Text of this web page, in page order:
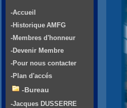
-Accueil
-Historique AMFG
-Membres d'honneur
-Devenir Membre
-Pour nous contacter
-Plan d'accés
-Bureau
-Jacques DUSSERRE